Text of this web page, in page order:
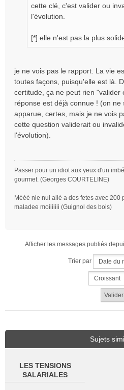
cette clé, c'est valider ou
l'évolution.
[*] elle n'est pas la plus
je ne vois pas le rapport. La vie
toutes façons, puisqu'elle est là.
certitude, ça ne peut rien "valider
réponse est déjà connue ! (on ne
apparue, certes, mais je ne vois
cette question validerait ou
l'évolution).
Passer pour un idiot aux yeux d'un
gourmet. (Georges COURTELINE)
Mééé nie nui allé a des fetes avec 200
maladee moiiiiiii (Guignol des bois)
Afficher les messages publiés
Trier par
Sujets
LES TENSIONS
SALARIALES